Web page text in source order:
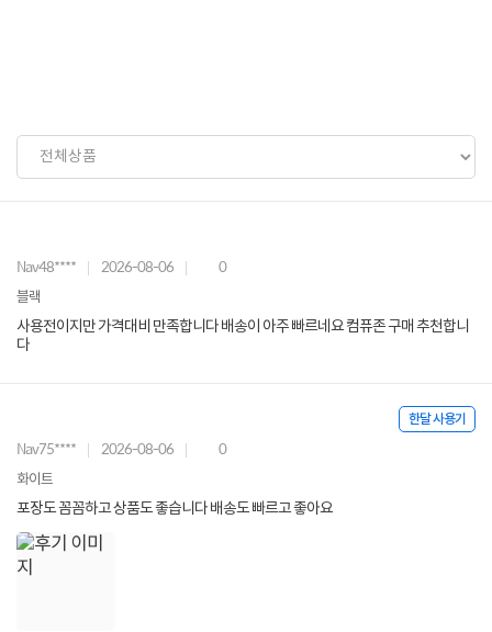
Nav48**** 2026-08-06 0
블랙
사용전이지만 가격대비 만족합니다 배송이 아주 빠르네요 컴퓨존 구매 추천합니
다
한달 사용기
Nav75**** 2026-08-06 0
화이트
포장도 꼼꼼하고 상품도 좋습니다 배송도 빠르고 좋아요